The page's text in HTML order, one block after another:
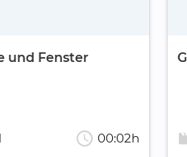
und Fenster
schedule 00:02h